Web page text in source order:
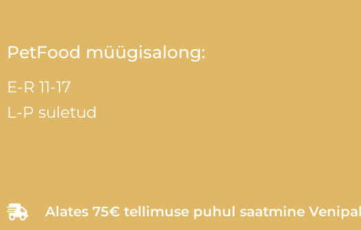
PetFood müügisalong:
E-R 11-17
L-P suletud
Alates 75€ tellimuse puhul saatmine